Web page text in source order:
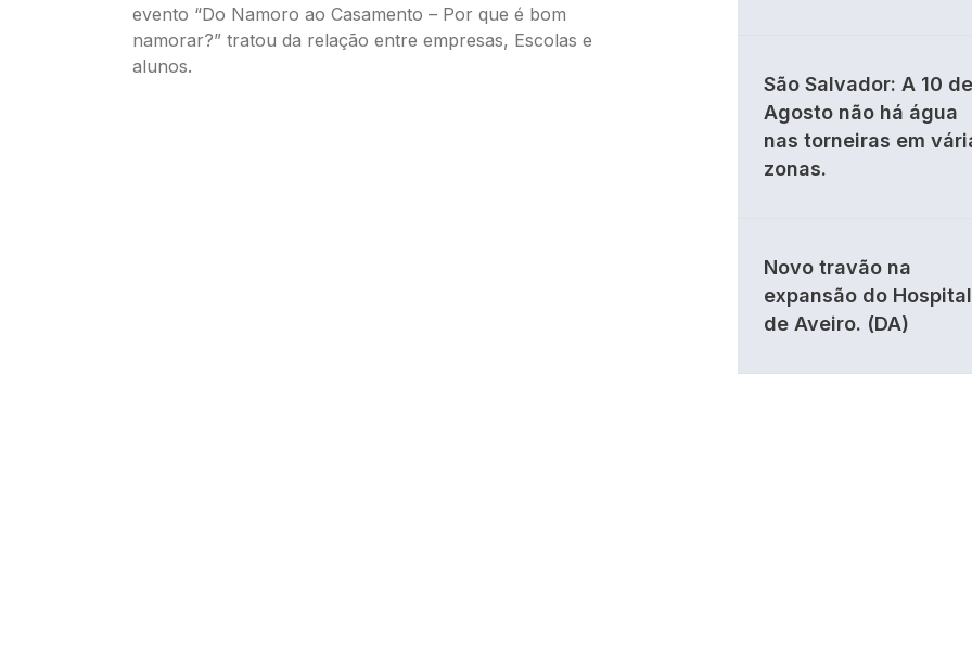
evento “Do Namoro ao Casamento – Por que é bom
namorar?” tratou da relação entre empresas, Escolas e
alunos.
São Salvador: A 10 de
Agosto não há água
nas torneiras em
zonas.
Novo travão na
expansão do Hospital
de Aveiro. (DA)